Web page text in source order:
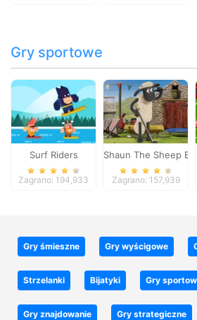
Gry sportowe
Surf Riders
Zagrano: 194,933
Shaun The Sheep
Zagrano: 157,939
Gry śmieszne Gry wyścigowe
Strzelanki Bijatyki Gry
Gry znajdowanie Gry strategiczne